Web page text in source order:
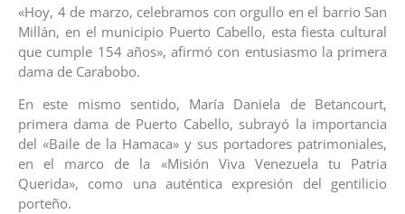
«Hoy, 4 de marzo, celebramos con orgullo en el barrio San
Millán, en el municipio Puerto Cabello, esta fiesta cultural
que cumple 154 años», afirmó con entusiasmo la primera
dama de Carabobo.
En este mismo sentido, María Daniela de Betancourt,
primera dama de Puerto Cabello, subrayó la importancia
del «Baile de la Hamaca» y sus portadores patrimoniales,
en el marco de la «Misión Viva Venezuela tu Patria
Querida», como una auténtica expresión del gentilicio
porteño.